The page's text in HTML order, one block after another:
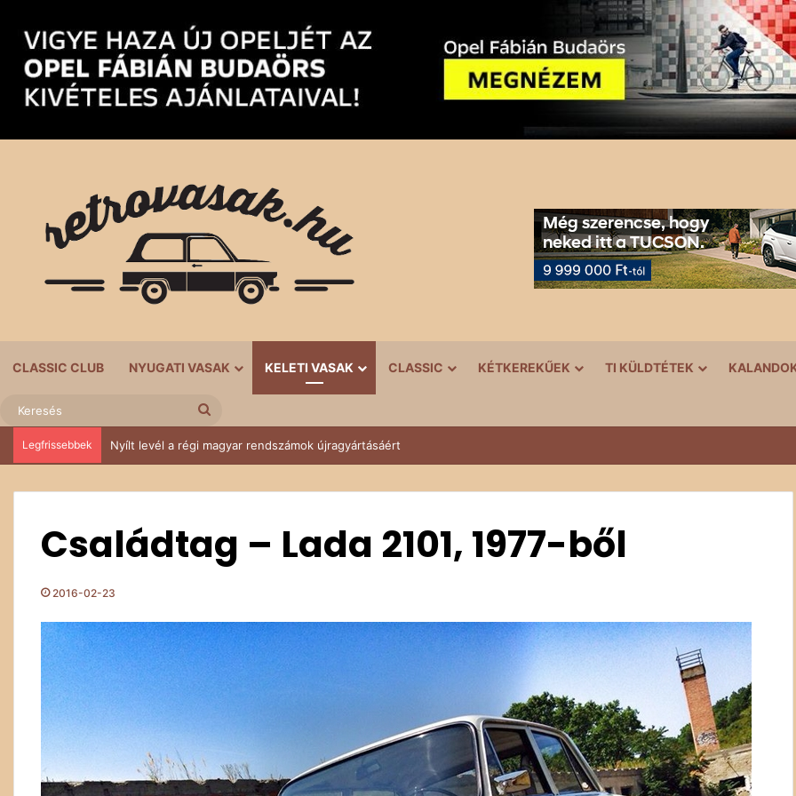
CLASSIC CLUB NYUGATI VASAK KELETI VASAK CLASSIC KÉTKEREKŰEK TI KÜLDTÉTEK
Legfrissebbek IV. Budakeszi Retro Autós és Ikarus találkozó – Suzukival a Sződy fivérek
Családtag – Lada 2101, 1977-ből
2016-02-23